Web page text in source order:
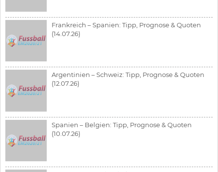
Frankreich – Spanien: Tipp, Prognose & Quoten
(14.07.26)
Argentinien – Schweiz: Tipp, Prognose & Quoten
(12.07.26)
Spanien – Belgien: Tipp, Prognose & Quoten
(10.07.26)